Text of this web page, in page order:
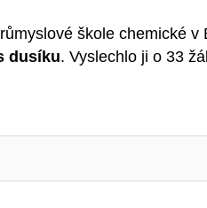
škole chemické v
dusíku. Vyslechlo ji o 33